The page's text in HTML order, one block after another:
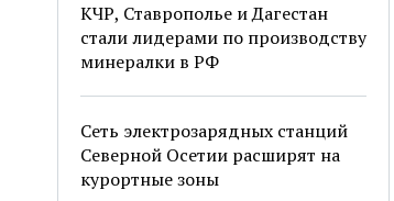
КЧР, Ставрополье и Дагестан
стали лидерами по производству
минералки в РФ
Сеть электрозарядных станций
Северной Осетии расширят на
курортные зоны